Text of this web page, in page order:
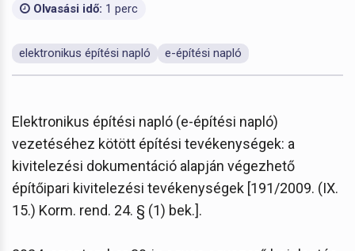
Olvasási idő: 1 perc
elektronikus építési napló e-építési napló
Elektronikus építési napló (e-építési napló)
vezetéséhez kötött építési tevékenységek: a
kivitelezési dokumentáció alapján végezhető
építőipari kivitelezési tevékenységek [191/2009. (IX.
15.) Korm. rend. 24. § (1) bek.].